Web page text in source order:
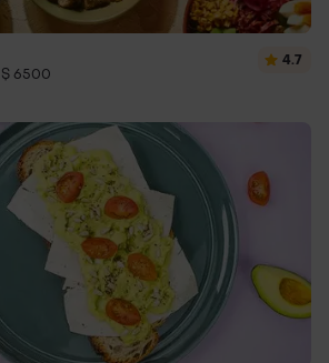
$ 6500
4.7